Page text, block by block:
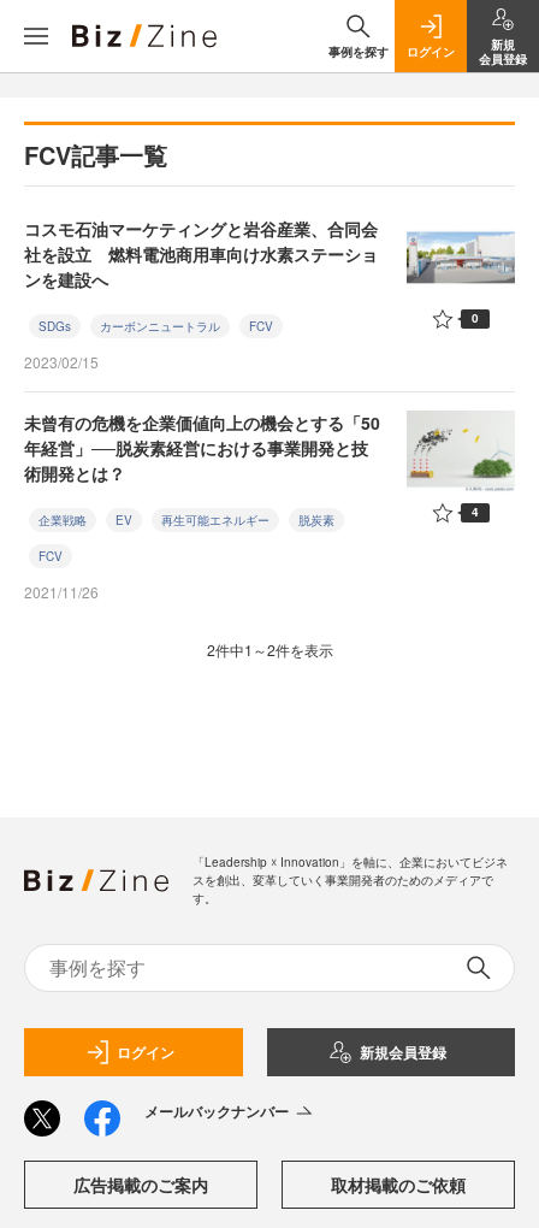
事例を探す ログイン
新規
会員登録
FCV記事一覧
コスモ石油マーケティングと岩谷産業、合同会
社を設立 燃料電池商用車向け水素ステーショ
ンを建設へ
SDGs カーボンニュートラル FCV
2023/02/15
0
未曾有の危機を企業価値向上の機会とする「50
年経営」──脱炭素経営における事業開発と技
術開発とは？
企業戦略 EV 再生可能エネルギー 脱炭素
FCV
2021/11/26
4
2件中1～2件を表示
「Leadership ☓ Innovation」を軸に、企業においてビジネ
スを創出、変革していく事業開発者のためのメディアで
す。
ログイン 新規会員登録
メールバックナンバー
広告掲載のご案内 取材掲載のご依頼